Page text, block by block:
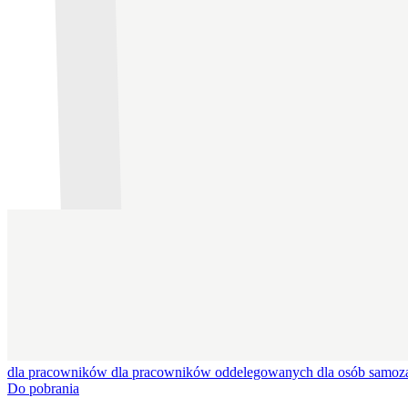
dla pracowników dla pracowników oddelegowanych dla osób
Do pobrania